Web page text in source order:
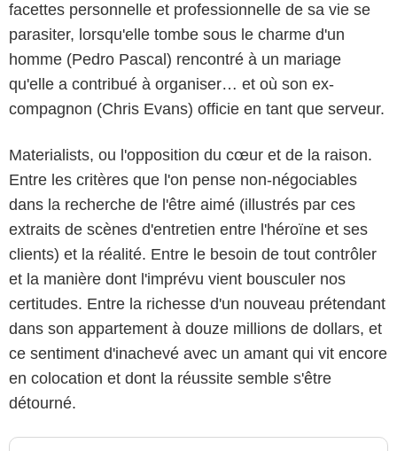
facettes personnelle et professionnelle de sa vie se
parasiter, lorsqu'elle tombe sous le charme d'un
homme (Pedro Pascal) rencontré à un mariage
qu'elle a contribué à organiser… et où son ex-
compagnon (Chris Evans) officie en tant que serveur.
Materialists, ou l'opposition du cœur et de la raison.
Entre les critères que l'on pense non-négociables
dans la recherche de l'être aimé (illustrés par ces
extraits de scènes d'entretien entre l'héroïne et ses
clients) et la réalité. Entre le besoin de tout contrôler
et la manière dont l'imprévu vient bousculer nos
certitudes. Entre la richesse d'un nouveau prétendant
dans son appartement à douze millions de dollars, et
ce sentiment d'inachevé avec un amant qui vit encore
en colocation et dont la réussite semble s'être
détourné.